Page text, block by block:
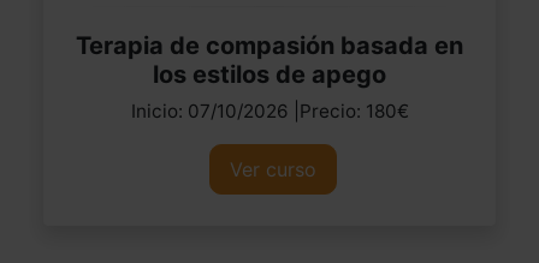
Terapia de compasión basada en
los estilos de apego
Inicio: 07/10/2026 |Precio: 180€
Ver curso